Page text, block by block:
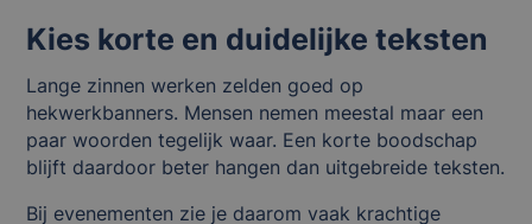
Kies korte en duidelijke teksten
Lange zinnen werken zelden goed op
hekwerkbanners. Mensen nemen meestal maar een
paar woorden tegelijk waar. Een korte boodschap
blijft daardoor beter hangen dan uitgebreide teksten.
Bij evenementen zie je daarom vaak krachtige